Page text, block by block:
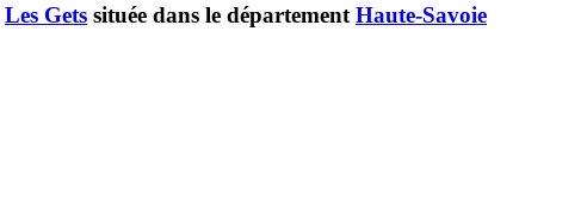
Les Gets située dans le département Haute-Savoie